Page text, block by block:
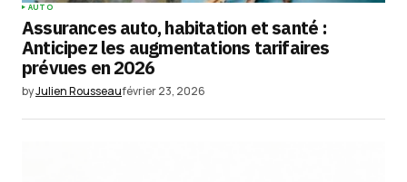
AUTO
Assurances auto, habitation et santé :
Anticipez les augmentations tarifaires
prévues en 2026
byJulien Rousseaufévrier 23, 2026